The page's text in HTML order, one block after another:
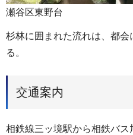
瀬谷区東野台
杉林に囲まれた流れは、都
る。
交通案内
相鉄線三ッ境駅から相鉄バ